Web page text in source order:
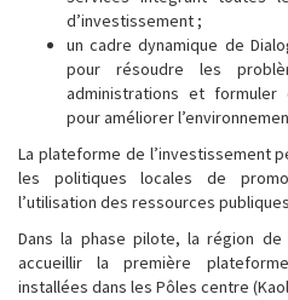
d’investissement ;
un cadre dynamique de
pour résoudre les
administrations et
pour améliorer
La plateforme de l’investissement
les politiques locales de
l’utilisation des ressources
Dans la phase pilote, la région
accueillir la première
installées dans les Pôles centre